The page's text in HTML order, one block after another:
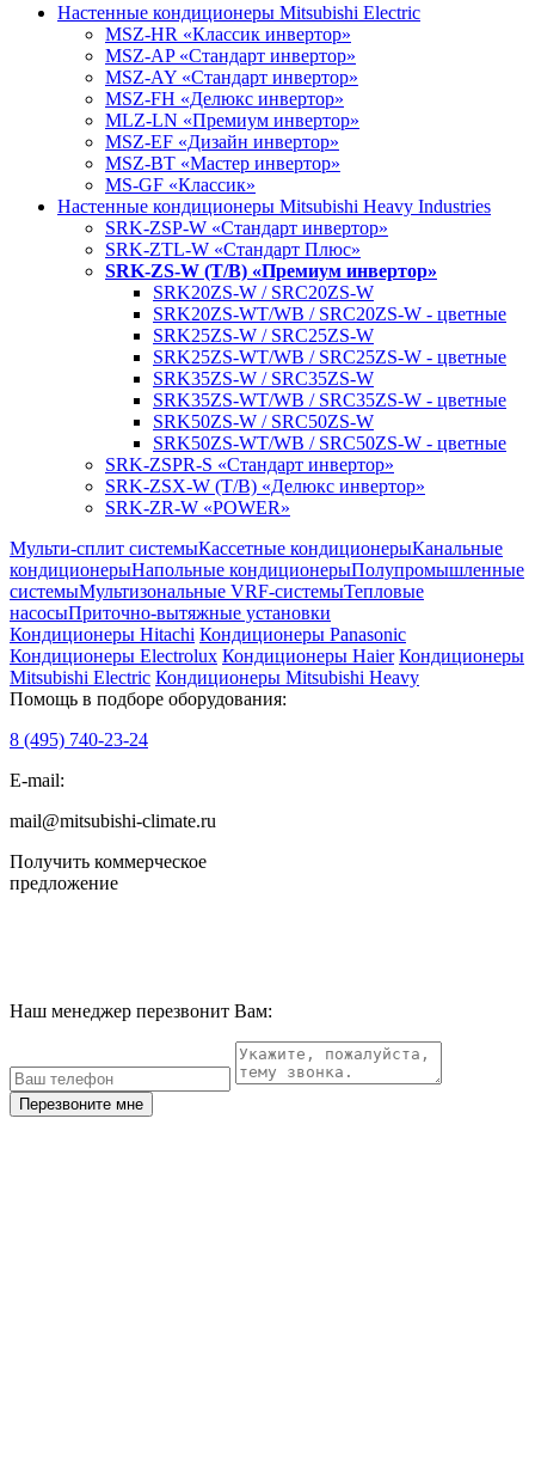
Настенные кондиционеры Mitsubishi Electric
MSZ-HR «Классик инвертор»
MSZ-AP «Стандарт инвертор»
MSZ-AY «Стандарт инвертор»
MSZ-FH «Делюкс инвертор»
MLZ-LN «Премиум инвертор»
MSZ-EF «Дизайн инвертор»
MSZ-BT «Мастер инвертор»
MS-GF «Классик»
Настенные кондиционеры Mitsubishi Heavy Industries
SRK-ZSP-W «Стандарт инвертор»
SRK-ZTL-W «Стандарт Плюс»
SRK-ZS-W (T/B) «Премиум инвертор»
SRK20ZS-W / SRC20ZS-W
SRK20ZS-WT/WB / SRC20ZS-W - цветные
SRK25ZS-W / SRC25ZS-W
SRK25ZS-WT/WB / SRC25ZS-W - цветные
SRK35ZS-W / SRC35ZS-W
SRK35ZS-WT/WB / SRC35ZS-W - цветные
SRK50ZS-W / SRC50ZS-W
SRK50ZS-WT/WB / SRC50ZS-W - цветные
SRK-ZSPR-S «Стандарт инвертор»
SRK-ZSX-W (T/B) «Делюкс инвертор»
SRK-ZR-W «POWER»
Мульти-сплит системыКассетные кондиционерыКанальные
кондиционерыНапольные кондиционерыПолупромышленные
системыМультизональные VRF-системыТепловые
насосыПриточно-вытяжные установки
Кондиционеры Hitachi Кондиционеры Panasonic
Кондиционеры Electrolux Кондиционеры Haier Кондиционеры
Mitsubishi Electric Кондиционеры Mitsubishi Heavy
Помощь в подборе оборудования:
8 (495) 740-23-24
E-mail:
mail@mitsubishi-climate.ru
Получить коммерческое
предложение
Наш менеджер перезвонит Вам:
Перезвоните мне